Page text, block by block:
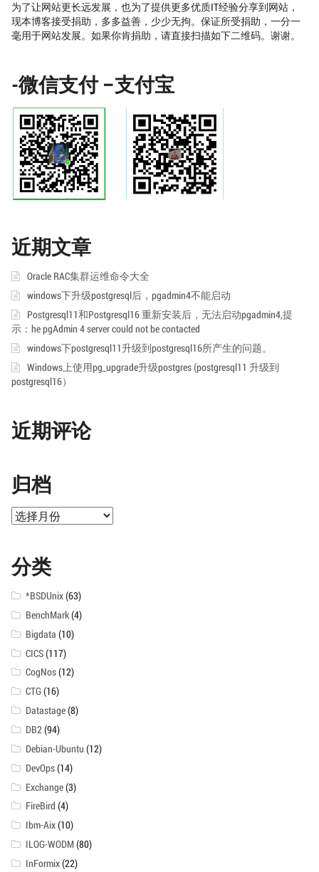
为了让网站更长远发展，也为了提供更多优质IT经验分享到网站，
现本博客接受捐助，多多益善，少少无拘。保证所受捐助，一分一
毫用于网站发展。如果你肯捐助，请直接扫描如下二维码。谢谢。
-微信支付 –支付宝
近期文章
Oracle RAC集群运维命令大全
windows下升级postgresql后，pgadmin4不能启动
Postgresql11和Postgresql16 重新安装后，无法启动pgadmin4,提
示：he pgAdmin 4 server could not be contacted
windows下postgresql11升级到postgresql16所产生的问题。
Windows上使用pg_upgrade升级postgres (postgresql11 升级到
postgresql16）
近期评论
归档
归
分类
*BSDUnix(63)
BenchMark(4)
Bigdata (10)
CICS(117)
CogNos(12)
CTG(16)
Datastage(8)
DB2(94)
Debian-Ubuntu (12)
DevOps(14)
Exchange(3)
FireBird (4)
Ibm-Aix(10)
ILOG-WODM(80)
InFormix(22)